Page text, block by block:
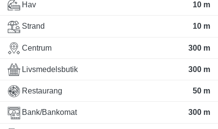
Hav 10 m
Strand 10 m
Centrum 300 m
Livsmedelsbutik 300 m
Restaurang 50 m
Bank/Bankomat 300 m